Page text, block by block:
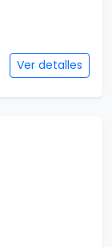
Ver detalles